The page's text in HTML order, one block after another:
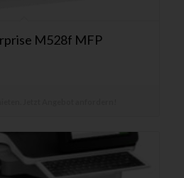
M528f MFP